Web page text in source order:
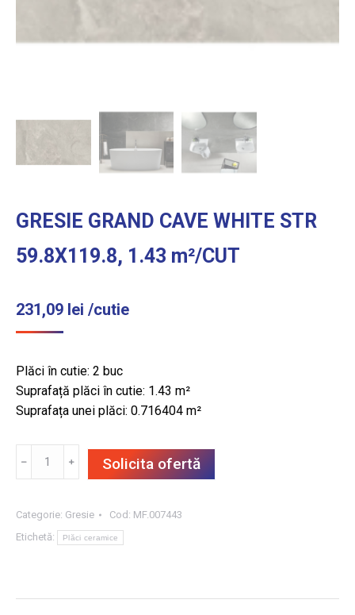
GRESIE GRAND CAVE WHITE STR
59.8X119.8, 1.43 m²/CUT
231,09 lei /cutie
Plăci în cutie: 2 buc
Suprafață plăci în cutie: 1.43 m²
Suprafața unei plăci: 0.716404 m²
CAVE
WHITE
﹣ ﹢ Solicita ofertă
Categorie: Gresie Cod: MF.007443
Etichetă:
Plăci ceramice